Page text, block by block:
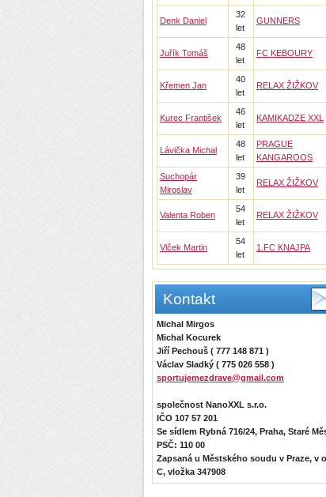
Denk Daniel
32
let
GUNNERS
Juřík Tomáš
48
let
FC KEBOURY
Křemen Jan
40
let
RELAX ŽIŽKOV
Kurec František
46
let
KAMIKADZE XXL
Lávička Michal
48
let
PRAGUE
KANGAROOS
Suchopár
Miroslav
39
let
RELAX ŽIŽKOV
Valenta Roben
54
let
RELAX ŽIŽKOV
Vlček Martin
54
let
1.FC KNAJPA
Kontakt
Michal Mirgos
Michal Kocurek
Jiří Pechouš ( 777 148 871 )
Václav Sladký ( 775 026 558 )
sportujemezdrave@gmail.com
společnost NanoXXL s.r.o.
IČO 107 57 201
Se sídlem Rybná 716/24, Praha, Staré
PSČ: 110 00
Zapsaná u Městského soudu v Praze, v
C, vložka 347908